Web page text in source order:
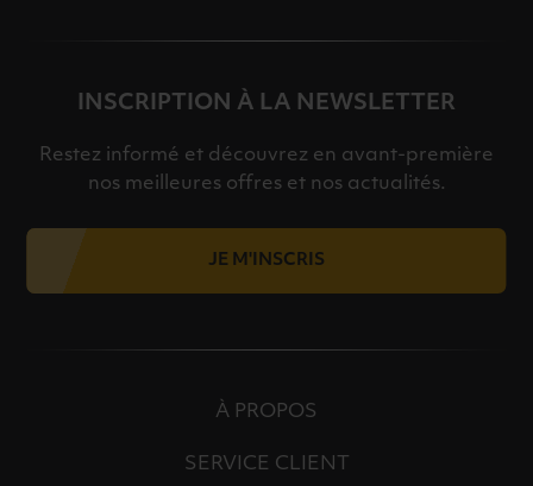
INSCRIPTION À LA NEWSLETTER
Restez informé et découvrez en avant-première
nos meilleures offres et nos actualités.
JE M'INSCRIS
À PROPOS
SERVICE CLIENT